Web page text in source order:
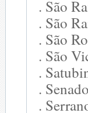
. São
. São
. São
. São
.
.
.